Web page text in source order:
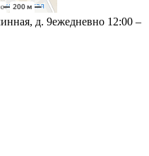
д. 9ежедневно 12:00 –